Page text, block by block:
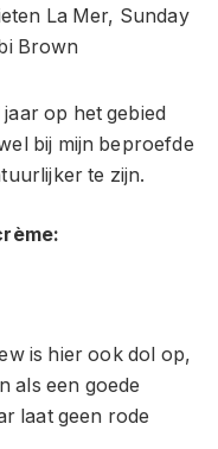
op het gebied
bij mijn beproefde
te zijn.
is hier ook dol op,
als een goede
laat geen rode